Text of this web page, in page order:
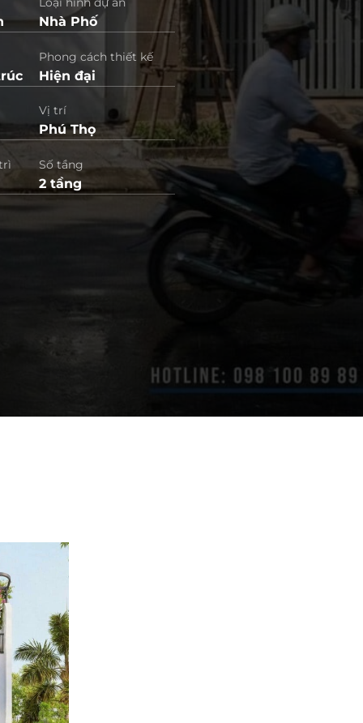
Nhà Phố
Phong cách thiết kế
Hiện đại
Vị trí
Phú Thọ
Số tầng
2 tầng